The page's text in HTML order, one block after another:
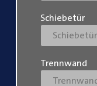
Schiebetür
Trennwand